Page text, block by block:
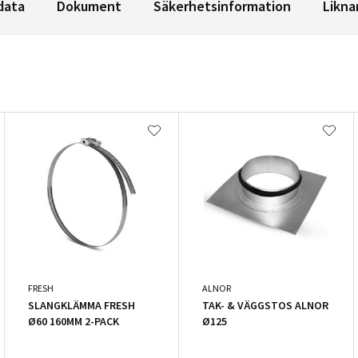
Dokument Säkerhetsinformation
FRESH
SLANGKLÄMMA FRESH
Ø60 160MM 2-PACK
ALNOR
TAK- & VÄGGSTOS ALNOR
Ø125